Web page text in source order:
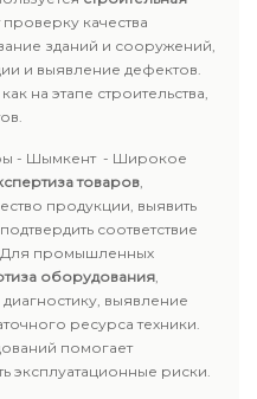
качества
зданий и сооружений,
и выявление дефектов.
на этапе строительства,
- Шымкент - Широкое
товаров,
продукции, выявить
соответствие
Для промышленных
оборудования,
выявление
ресурса техники.
помогает
эксплуатационные риски.